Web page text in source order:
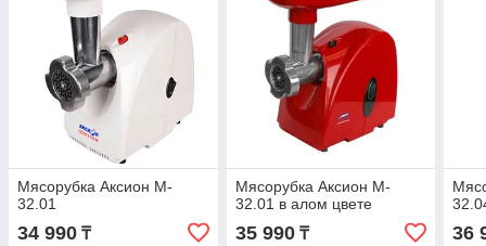
Мясорубка Аксион M-
32.01
34 990 ₸
Мясорубка Аксион M-
32.01 в алом цвете
35 990₸ 36